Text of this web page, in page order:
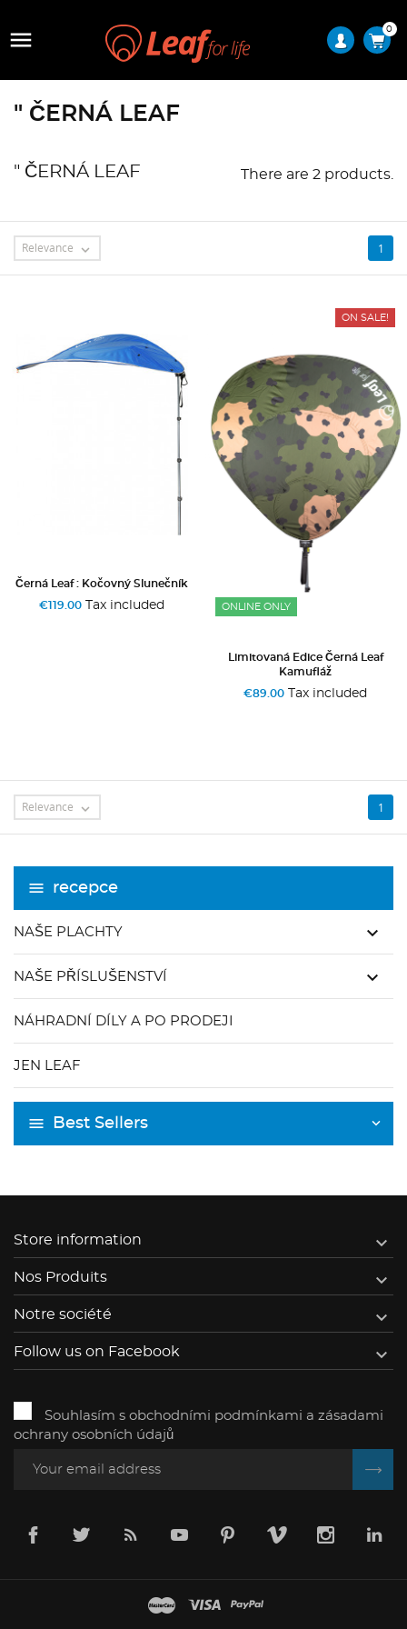
 0
" ČERNÁ LEAF
recepce
NAŠE PLACHTY keyboard_arrow_down
NAŠE PŘÍSLUŠENSTVÍ keyboard_arrow_down
NÁHRADNÍ DÍLY A PO PRODEJI
JEN LEAF
Best Sellers
" ČERNÁ LEAF There are 2 products.
Relevance  1
Černá Leaf : Kočovný Slunečník
€119.00 Tax included ONLINE ONLY
ON SALE!
Limitovaná Edice Černá Leaf
Kamufláž
€89.00 Tax included
Relevance  1
Store information 
Nos Produits 
Notre société 
Follow us on Facebook 
Souhlasím s obchodními podmínkami a zásadami
ochrany osobních údajů